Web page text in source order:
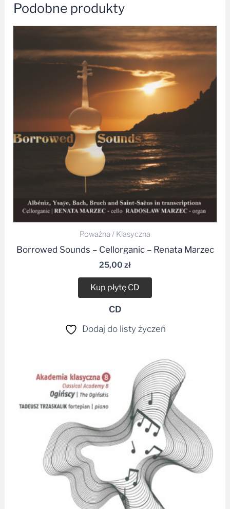
Podobne produkty
Poważna / Klasyczna
Borrowed Sounds – Cellorganic – Renata Marzec
25,00 zł
Kup płytę CD
CD
Dodaj do listy życzeń